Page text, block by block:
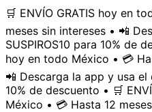
🛒 ENVÍO GRATIS hoy en
meses sin intereses • 📲
SUSPIROS10 para 10% de
hoy en todo México • 💳
📲 Descarga la app y usa el
10% de descuento • 🛒
México • 💳 Hasta 12